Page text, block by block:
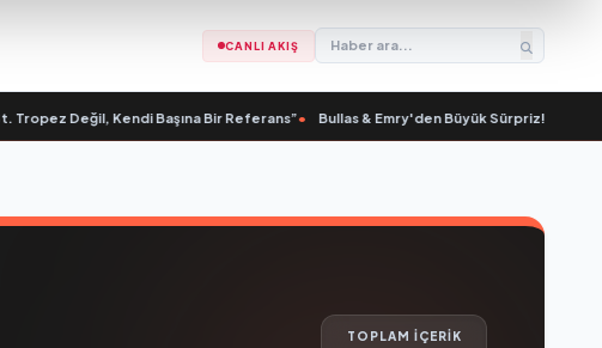
CANLI AKIŞ
Değil, Kendi Başına Bir Referans”• Bullas & Emry'den Büyük Sürpriz! "Kaç
TOPLAM İÇERİK